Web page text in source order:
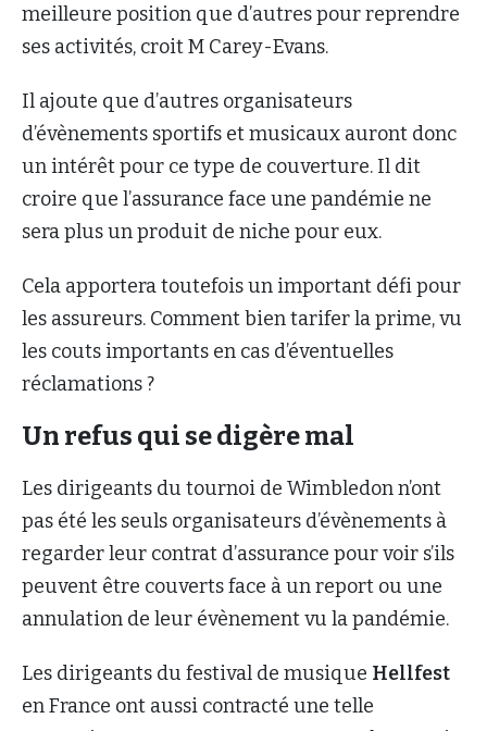
meilleure position que d’autres pour reprendre
ses activités, croit M Carey-Evans.
Il ajoute que d’autres organisateurs
d’évènements sportifs et musicaux auront donc
un intérêt pour ce type de couverture. Il dit
croire que l’assurance face une pandémie ne
sera plus un produit de niche pour eux.
Cela apportera toutefois un important défi pour
les assureurs. Comment bien tarifer la prime, vu
les couts importants en cas d’éventuelles
réclamations ?
Un refus qui se digère mal
Les dirigeants du tournoi de Wimbledon n’ont
pas été les seuls organisateurs d’évènements à
regarder leur contrat d’assurance pour voir s’ils
peuvent être couverts face à un report ou une
annulation de leur évènement vu la pandémie.
Les dirigeants du festival de musique Hellfest
en France ont aussi contracté une telle